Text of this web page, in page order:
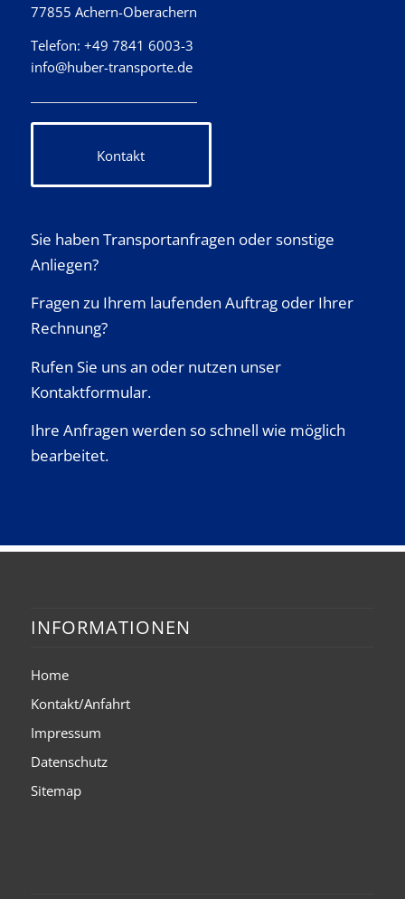
77855 Achern-Oberachern
Telefon: +49 7841 6003-3
info@huber-transporte.de
Kontakt
Sie haben Transportanfragen oder sonstige
Anliegen?
Fragen zu Ihrem laufenden Auftrag oder Ihrer
Rechnung?
Rufen Sie uns an oder nutzen unser
Kontaktformular.
Ihre Anfragen werden so schnell wie möglich
bearbeitet.
INFORMATIONEN
Home
Kontakt/Anfahrt
Impressum
Datenschutz
Sitemap